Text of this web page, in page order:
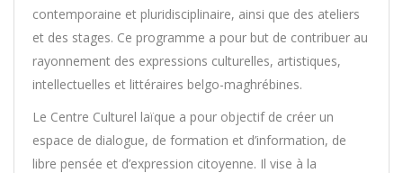
contemporaine et pluridisciplinaire, ainsi que des ateliers
et des stages. Ce programme a pour but de contribuer au
rayonnement des expressions culturelles, artistiques,
intellectuelles et littéraires belgo-maghrébines.
Le Centre Culturel laïque a pour objectif de créer un
espace de dialogue, de formation et d’information, de
libre pensée et d’expression citoyenne. Il vise à la